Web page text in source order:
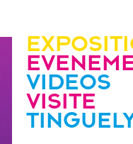
videos
Visite